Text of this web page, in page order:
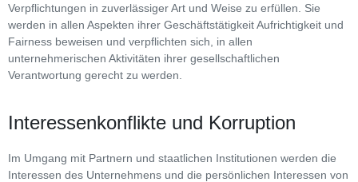
Verpflichtungen in zuverlässiger Art und Weise zu erfüllen. Sie
werden in allen Aspekten ihrer Geschäftstätigkeit Aufrichtigkeit und
Fairness beweisen und verpflichten sich, in allen
unternehmerischen Aktivitäten ihrer gesellschaftlichen
Verantwortung gerecht zu werden.
Interessenkonflikte und Korruption
Im Umgang mit Partnern und staatlichen Institutionen werden die
Interessen des Unternehmens und die persönlichen Interessen von